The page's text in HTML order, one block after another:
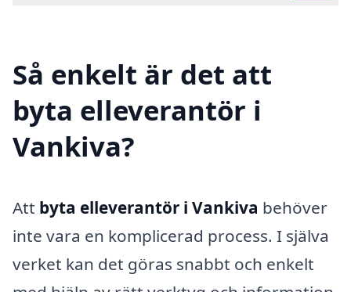
Så enkelt är det att
byta elleverantör i
Vankiva?
Att byta elleverantör i Vankiva behöver
inte vara en komplicerad process. I själva
verket kan det göras snabbt och enkelt